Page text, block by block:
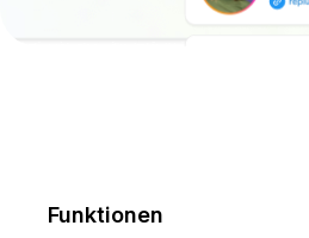
Funktionen